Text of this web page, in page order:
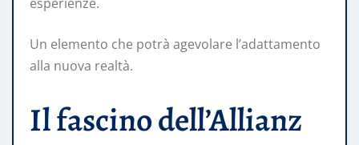
Un elemento che potrà agevolare l’adattamento
alla nuova realtà.
Il fascino dell’Allianz